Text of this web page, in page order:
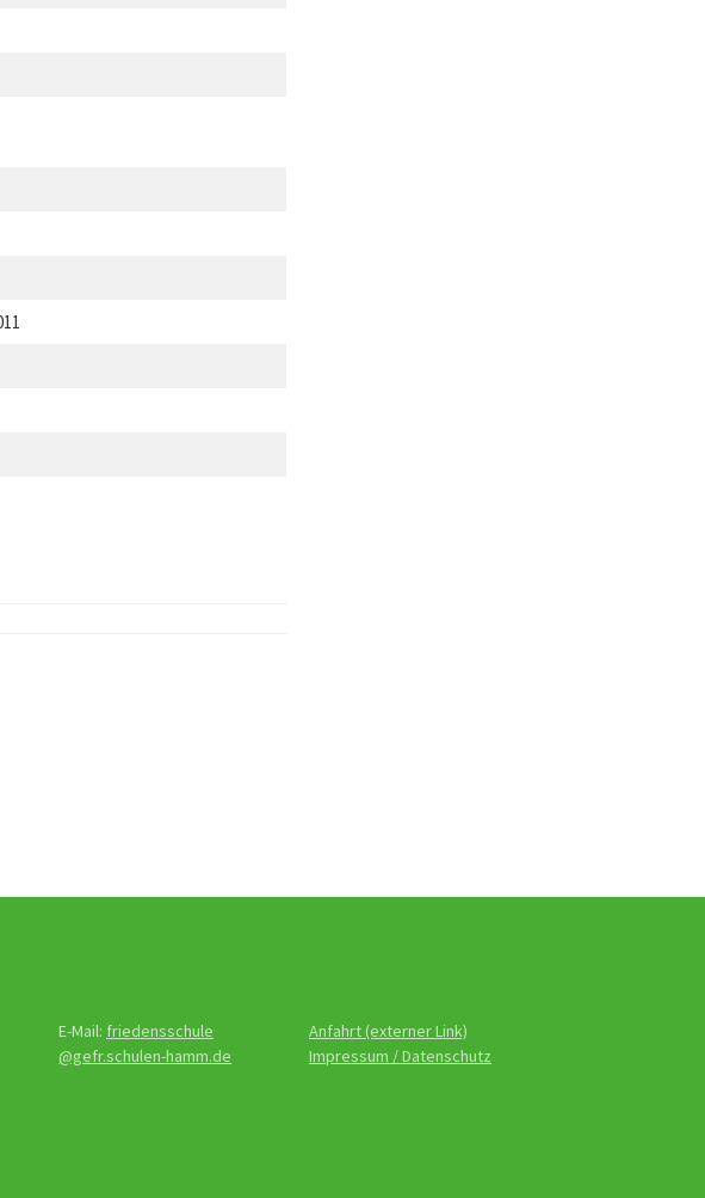
E-Mail: friedensschule
@gefr.schulen-hamm.de
Anfahrt (externer Link)
Impressum / Datenschutz